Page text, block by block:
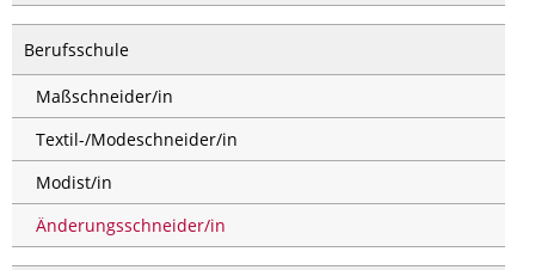
Berufsschule
Maßschneider/in
Textil-/Modeschneider/in
Modist/in
Änderungsschneider/in